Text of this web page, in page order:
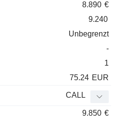
8.890 €
9.240
Unbegrenzt
-
1
75.24 EUR
CALL
9.850 €